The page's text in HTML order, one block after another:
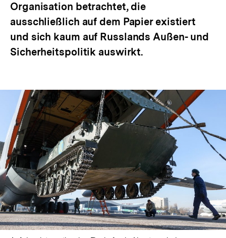
Organisation betrachtet, die
ausschließlich auf dem Papier existiert
und sich kaum auf Russlands Außen- und
Sicherheitspolitik auswirkt.